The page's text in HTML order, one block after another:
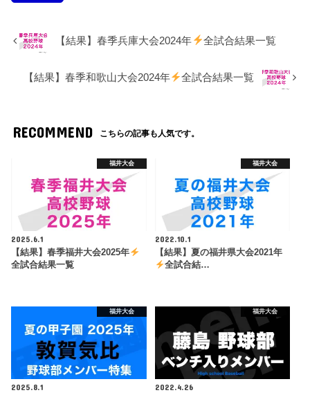
【結果】春季兵庫大会2024年 全試合結果一覧
【結果】春季和歌山大会2024年 全試合結果一覧
RECOMMEND こちらの記事も人気です。
福井大会
2025.6.1
【結果】春季福井大会2025年
全試合結果一覧
福井大会
2022.10.1
【結果】夏の福井県大会2021年
全試合結…
福井大会
2025.8.1
福井大会
2022.4.26